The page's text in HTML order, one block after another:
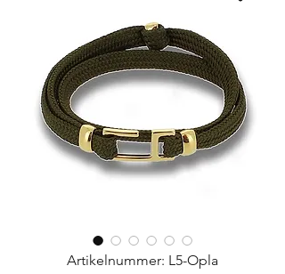
Artikelnummer: L5-Opla